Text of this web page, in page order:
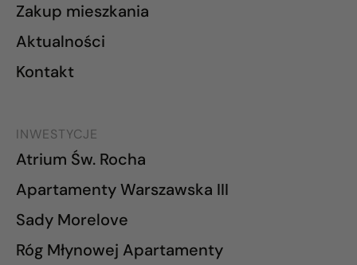
Zakup mieszkania
Aktualności
Kontakt
INWESTYCJE
Atrium Św. Rocha
Apartamenty Warszawska III
Sady Morelove
Róg Młynowej Apartamenty